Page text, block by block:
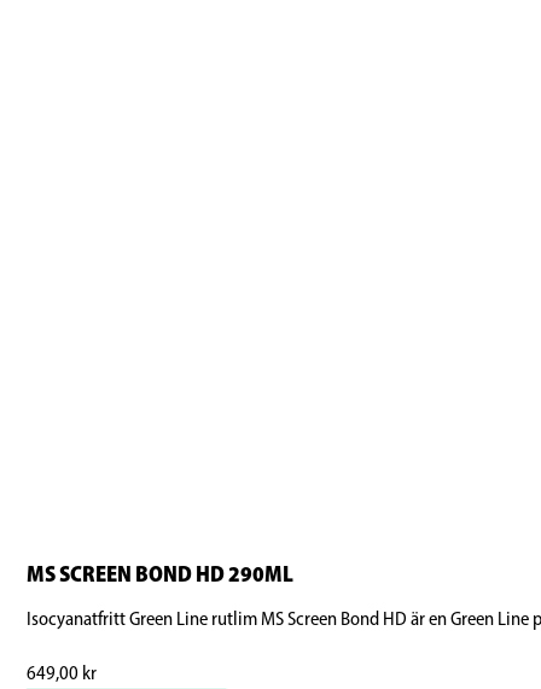
MS SCREEN BOND HD 290ML
Isocyanatfritt Green Line rutlim MS Screen Bond HD är en Green Line
649,00 kr